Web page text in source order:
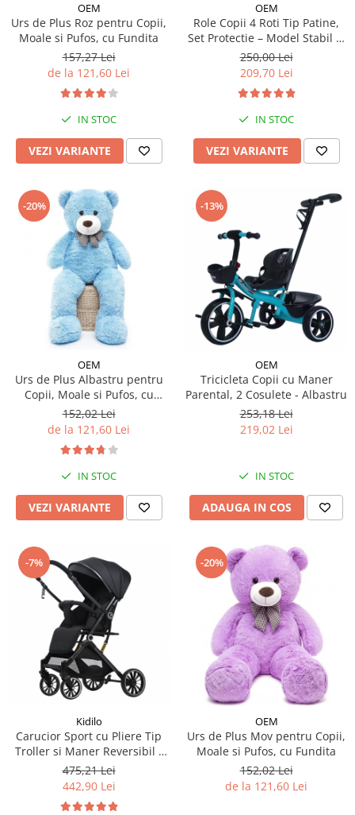
OEM
Urs de Plus Roz pentru Copii,
Moale si Pufos, cu Fundita
157,27 Lei
de la 121,60 Lei
IN STOC
VEZI VARIANTE
OEM
Role Copii 4 Roti Tip Patine,
Set Protectie – Model Stabil si
Reglabil - Albastru
250,00 Lei
209,70 Lei
IN STOC
VEZI VARIANTE
-20%
OEM
Urs de Plus Albastru pentru
Copii, Moale si Pufos, cu
Fundita
152,02 Lei
de la 121,60 Lei
IN STOC
VEZI VARIANTE
-13%
OEM
Tricicleta Copii cu Maner
Parental, 2 Cosulete - Albastru
253,18 Lei
219,02 Lei
IN STOC
ADAUGA IN COS
-7%
Kidilo
Carucior Sport cu Pliere Tip
Troller si Maner Reversibil -
Negru
475,21 Lei
442,90 Lei
-20%
OEM
Urs de Plus Mov pentru Copii,
Moale si Pufos, cu Fundita
152,02 Lei
de la 121,60 Lei